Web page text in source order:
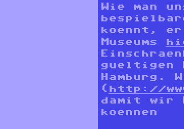
Wie man
koennt,
Museums
gueltigen
Hamburg.
( http://
damit wir
koennen